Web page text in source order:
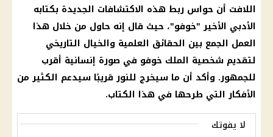
اللافت أن حواس ربط هذه الاكتشافات الجديدة بكتابه
الأدبي الأخير "خوفو"، حيث قال إنه حاول من خلال هذا
العمل الجمع بين الحقائق العلمية والخيال التاريخي
لتقديم شخصية الملك خوفو في صورة إنسانية أقرب
للجمهور. وأكد أن ما سيخرج للنور قريبًا سيدعم الكثير من
الأفكار التي طرحها في هذا الكتاب.
لا يفوتك